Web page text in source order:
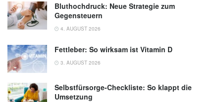
Bluthochdruck: Neue Strategie zum
Gegensteuern
4. AUGUST 2026
Fettleber: So wirksam ist Vitamin D
3. AUGUST 2026
Selbstfürsorge-Checkliste: So klappt die
Umsetzung